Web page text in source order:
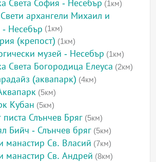
Света София - Несебър (1км)
архангели Михаил и
- Несебър (1км)
(крепост) (1км)
музей - Несебър (1км)
Света Богородица Елеуса (2км)
(аквапарк) (4км)
(5км)
Кубан (5км)
писта Слънчев Бряг (5км)
Бийч - Слънчев бряг (5км)
манастир Св. Власий (7км)
манастир Св. Андрей (8км)